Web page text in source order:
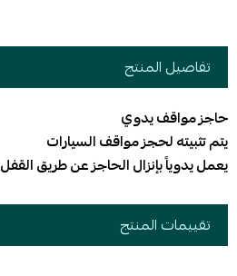
تفاصيل المنتج
حاجز مواقف يدوي
يتم تثبيته لحجز مواقف السيارات
يعمل يدوياً بإنزال الحاجز عن طريق القفل
تقييمات المنتج